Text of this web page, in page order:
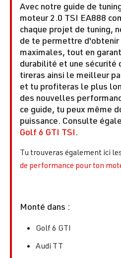
Avec notre guide de
moteur 2.0 TSI EA888
chaque projet de tuning,
de te permettre d'obtenir
maximales, tout en
durabilité et une sécurité
tireras ainsi le meilleur
et tu profiteras le plus
des nouvelles
ce guide, tu peux même
puissance. Consulte
Golf 6 GTI TSI.
Tu trouveras également ici
de performance pour ton
Monté dans :
Golf 6 GTI
Audi TT